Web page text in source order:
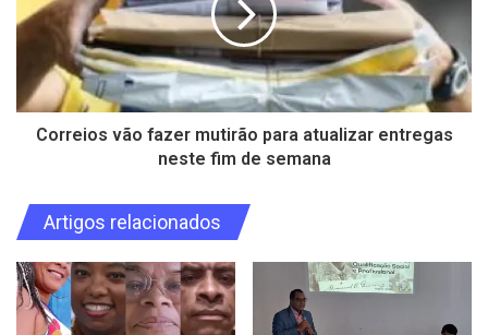
Correios vão fazer mutirão para atualizar entregas
neste fim de semana
Artigos relacionados